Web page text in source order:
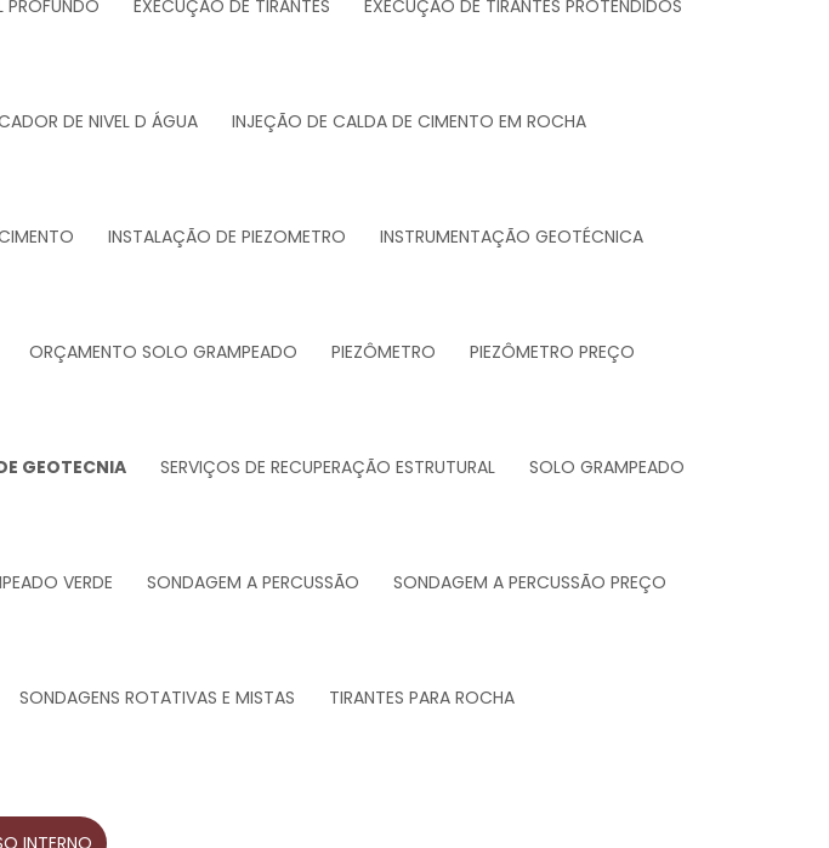
PROFUNDO EXECUÇÃO DE TIRANTES EXECUÇÃO DE TIRANTES PROTENDIDOS
DE NIVEL D ÁGUA INJEÇÃO DE CALDA DE CIMENTO EM ROCHA
INSTALAÇÃO DE PIEZOMETRO INSTRUMENTAÇÃO GEOTÉCNICA
ORÇAMENTO SOLO GRAMPEADO PIEZÔMETRO PIEZÔMETRO PREÇO
GEOTECNIA SERVIÇOS DE RECUPERAÇÃO ESTRUTURAL SOLO GRAMPEADO
VERDE SONDAGEM A PERCUSSÃO SONDAGEM A PERCUSSÃO PREÇO
SONDAGENS ROTATIVAS E MISTAS TIRANTES PARA ROCHA
INTERNO